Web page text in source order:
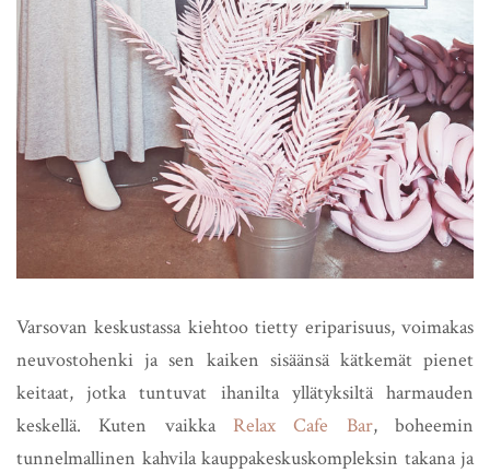
Varsovan keskustassa kiehtoo tietty eriparisuus, voimakas
neuvostohenki ja sen kaiken sisäänsä kätkemät pienet
keitaat, jotka tuntuvat ihanilta yllätyksiltä harmauden
keskellä. Kuten vaikka Relax Cafe Bar, boheemin
tunnelmallinen kahvila kauppakeskuskompleksin takana ja